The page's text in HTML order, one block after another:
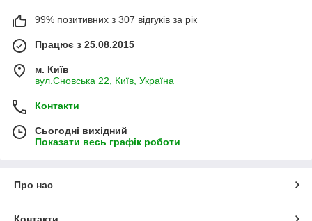
99% позитивних з 307 відгуків за рік
Працює з 25.08.2015
м. Київ
вул.Сновська 22, Київ, Україна
Контакти
Сьогодні вихідний
Показати весь графік роботи
Про нас